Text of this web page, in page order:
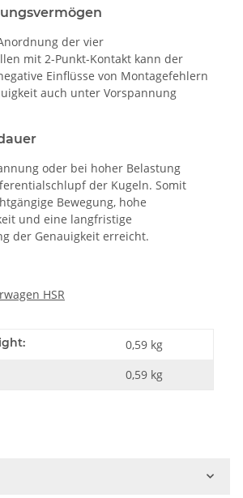
der vier
mit 2-Punkt-Kontakt kann der
Einflüsse von Montagefehlern
auch unter Vorspannung
oder bei hoher Belastung
der Kugeln. Somit
Bewegung, hohe
und eine langfristige
der Genauigkeit erreicht.
HSR
0,59 kg
0,59 kg